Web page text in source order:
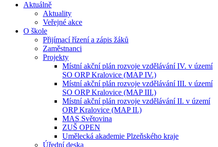
Aktuálně
Aktuality
Veřejné akce
O škole
Přijímací řízení a zápis žáků
Zaměstnanci
Projekty
Místní akční plán rozvoje vzdělávání IV. v území
SO ORP Kralovice (MAP IV.)
Místní akční plán rozvoje vzdělávání III. v území
SO ORP Kralovice (MAP III.)
Místní akční plán rozvoje vzdělávání II. v území
ORP Kralovice (MAP II.)
MAS Světovina
ZUŠ OPEN
Umělecká akademie Plzeňského kraje
Úřední deska